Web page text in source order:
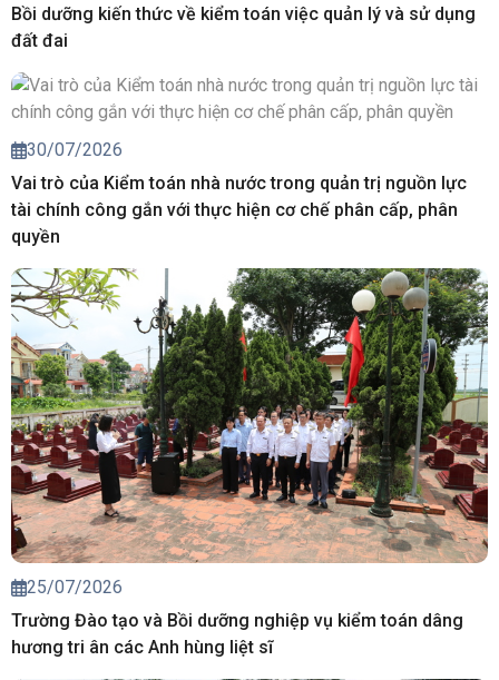
Bồi dưỡng kiến thức về kiểm toán việc quản lý và sử dụng
đất đai
30/07/2026
Vai trò của Kiểm toán nhà nước trong quản trị nguồn lực
tài chính công gắn với thực hiện cơ chế phân cấp, phân
quyền
25/07/2026
Trường Đào tạo và Bồi dưỡng nghiệp vụ kiểm toán dâng
hương tri ân các Anh hùng liệt sĩ